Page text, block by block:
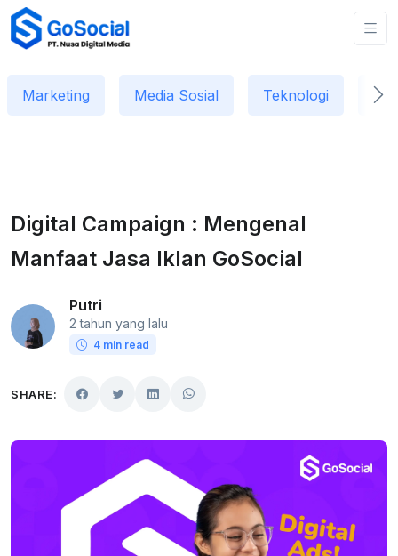
Marketing Media Sosial Teknologi
Digital Campaign : Mengenal
Manfaat Jasa Iklan GoSocial
Putri
2 tahun yang lalu
4 min read
SHARE: